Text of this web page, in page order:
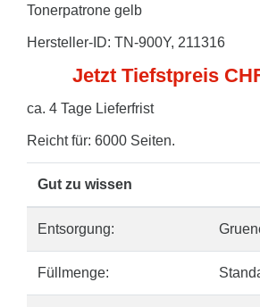
Tonerpatrone gelb
Hersteller-ID: TN-900Y, 211316
Jetzt Tiefstpreis
ca. 4 Tage Lieferfrist
Reicht für: 6000 Seiten.
Gut zu wissen
Entsorgung:
Füllmenge: